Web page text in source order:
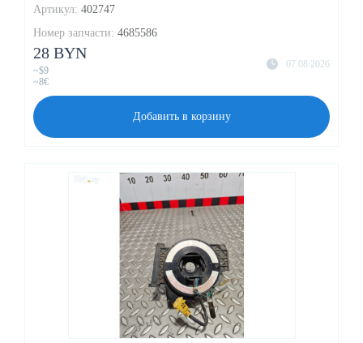
Артикул: 402747
Номер запчасти: 4685586
07.08.2026
28 BYN
~$9
~8€
Добавить в корзину